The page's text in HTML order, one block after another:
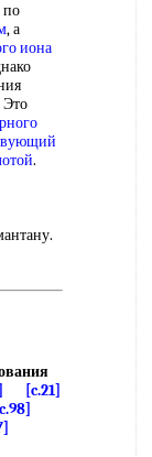
по
, а
иона
Это
.
[c.21]